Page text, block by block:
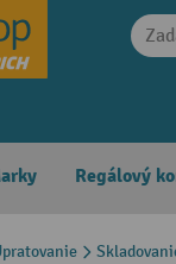
Regálový